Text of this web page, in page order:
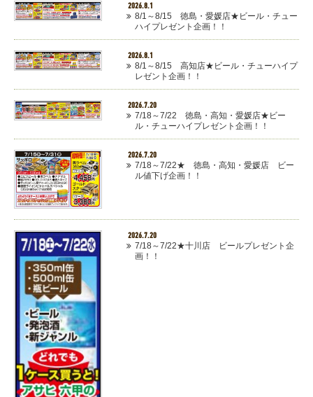
2026.8.1
8/1～8/15 徳島・愛媛店★ビール・チュー
ハイプレゼント企画！！
2026.8.1
8/1～8/15 高知店★ビール・チューハイプ
レゼント企画！！
2026.7.20
7/18～7/22 徳島・高知・愛媛店★ビー
ル・チューハイプレゼント企画！！
2026.7.20
7/18～7/22★ 徳島・高知・愛媛店 ビー
ル値下げ企画！！
2026.7.20
7/18～7/22★十川店 ビールプレゼント企
画！！